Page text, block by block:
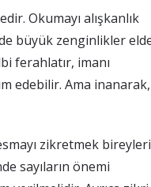
Okumayı alışkanlık
büyük zenginlikler
ferahlatır, imanı
edebilir. Ama inanarak,
zikretmek
sayıların önemi